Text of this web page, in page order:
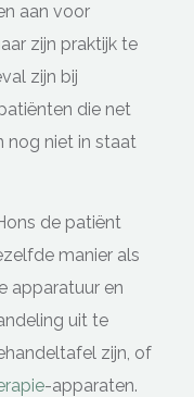
aan voor
zijn praktijk te
zijn bij
die net
nog niet in staat
de patiënt
manier als
apparatuur en
uit te
zijn, of
-apparaten.